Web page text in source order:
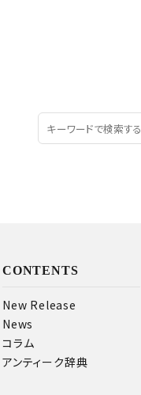
CONTENTS
New Release
News
コラム
アンティーク辞典